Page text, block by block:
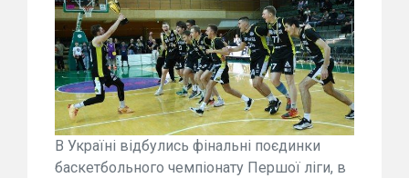
В Україні відбулись фінальні поєдинки
баскетбольного чемпіонату Першої ліги, в